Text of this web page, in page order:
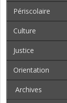
Périscolaire
Culture
Justice
Orientation
Archives